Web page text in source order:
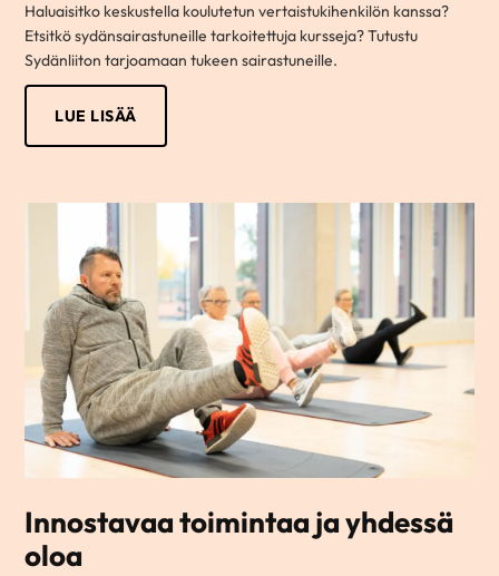
Haluaisitko keskustella koulutetun vertaistukihenkilön kanssa?
Etsitkö sydänsairastuneille tarkoitettuja kursseja? Tutustu
Sydänliiton tarjoamaan tukeen sairastuneille.
LUE LISÄÄ
Innostavaa toimintaa ja yhdessä
oloa